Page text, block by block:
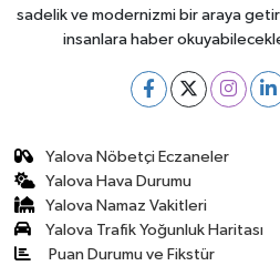
sadelik ve modernizmi bir araya
insanlara haber
Yalova Nöbetçi Eczaneler
Yalova Hava Durumu
Yalova Namaz Vakitleri
Yalova Trafik Yoğunluk Haritası
Puan Durumu ve Fikstür